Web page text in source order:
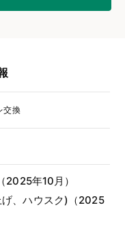
交換
年10月）
、ハウスク)（2025